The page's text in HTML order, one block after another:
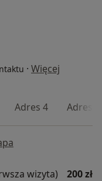
· Więcej
Adres 4 Adres 5
wizyta)
200 zł